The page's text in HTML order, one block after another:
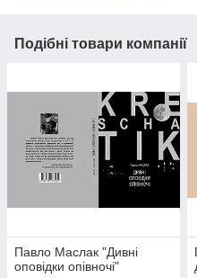
Подібні товари компанії
Павло Маслак "Дивні
оповідки опівночі"